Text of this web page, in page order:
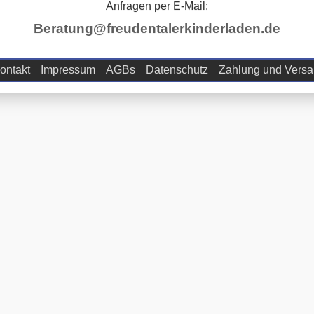
Anfragen per E-Mail:
Beratung@freudentalerkinderladen.de
Impressum AGBs Datenschutz Zahlung und